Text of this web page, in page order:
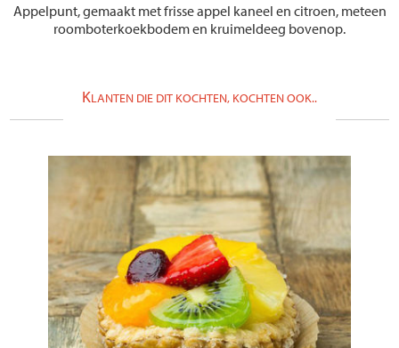
Appelpunt, gemaakt met frisse appel kaneel en citroen, meteen
roomboterkoekbodem en kruimeldeeg bovenop.
KLANTEN DIE DIT KOCHTEN, KOCHTEN OOK..